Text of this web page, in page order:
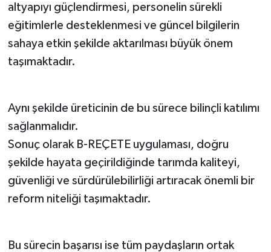
altyapıyı güçlendirmesi, personelin sürekli
eğitimlerle desteklenmesi ve güncel bilgilerin
sahaya etkin şekilde aktarılması büyük önem
taşımaktadır.
Aynı şekilde üreticinin de bu sürece bilinçli katılımı
sağlanmalıdır.
Sonuç olarak B-REÇETE uygulaması, doğru
şekilde hayata geçirildiğinde tarımda kaliteyi,
güvenliği ve sürdürülebilirliği artıracak önemli bir
reform niteliği taşımaktadır.
Bu sürecin başarısı ise tüm paydaşların ortak